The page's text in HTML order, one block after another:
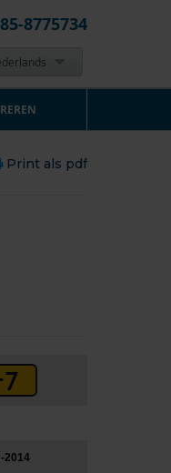
8775734
Print als pdf
2014